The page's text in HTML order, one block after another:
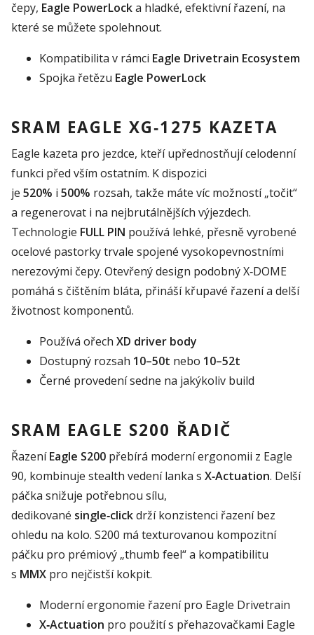
čepy, Eagle PowerLocka hladké, efektivní řazení, na
které se můžete spolehnout.
Kompatibilita v rámci Eagle Drivetrain Ecosystem
Spojka řetězu Eagle PowerLock
SRAM EAGLE XG‑1275 KAZETA
Eagle kazeta pro jezdce, kteří upřednostňují celodenní
funkci před vším ostatním. K dispozici
je 520% i 500% rozsah, takže máte víc možností „točit“
a regenerovat i na nejbrutálnějších výjezdech.
Technologie FULL PIN používá lehké, přesně vyrobené
ocelové pastorky trvale spojené vysokopevnostními
nerezovými čepy. Otevřený design podobný X‑DOME
pomáhá s čištěním bláta, přináší křupavé řazení a delší
životnost komponentů.
Používá ořech XD driver body
Dostupný rozsah 10–50t nebo 10–52t
Černé provedení sedne na jakýkoliv build
SRAM EAGLE S200 ŘADIČ
ŘazeníEagle S200 přebírá moderní ergonomii z Eagle
90, kombinuje stealth vedení lanka s X‑Actuation. Delší
páčka snižuje potřebnou sílu,
dedikované single‑clickdrží konzistenci řazení bez
ohledu na kolo. S200 má texturovanou kompozitní
páčku pro prémiový „thumb feel“ a kompatibilitu
s MMX pro nejčistší kokpit.
Moderní ergonomie řazení pro Eagle Drivetrain
X‑Actuation pro použití s přehazovačkami Eagle